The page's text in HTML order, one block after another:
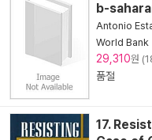
b-
Antonio
World Bank
29,310원
품절
17.